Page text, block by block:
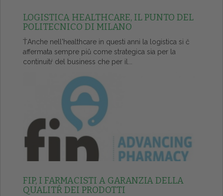
LOGISTICA HEALTHCARE, IL PUNTO DEL
POLITECNICO DI MILANO
ŤAnche nell'healthcare in questi anni la logistica si č
affermata sempre piů come strategica sia per la
continuitŕ del business che per il...
FIP, I FARMACISTI A GARANZIA DELLA
QUALITŔ DEI PRODOTTI